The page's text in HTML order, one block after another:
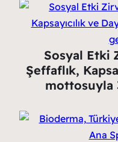
Sosyal Etki
Şeffaflık,
mottosuyla